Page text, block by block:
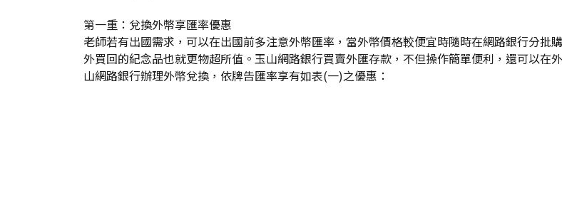
第一重：兌換外幣享匯率優惠
老師若有出國需求，可以在出國前多注意外幣匯率，當外幣價格較便宜時隨時在網路銀行分批
外買回的紀念品也就更物超所值。玉山網路銀行買賣外匯存款，不但操作簡單便利，還可以在
山網路銀行辦理外幣兌換，依牌告匯率享有如表(一)之優惠：